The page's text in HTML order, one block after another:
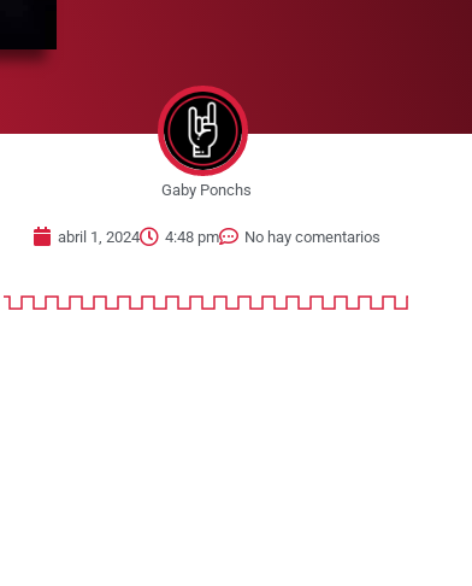
Gaby Ponchs
abril 1, 2024 4:48 pm No hay comentarios